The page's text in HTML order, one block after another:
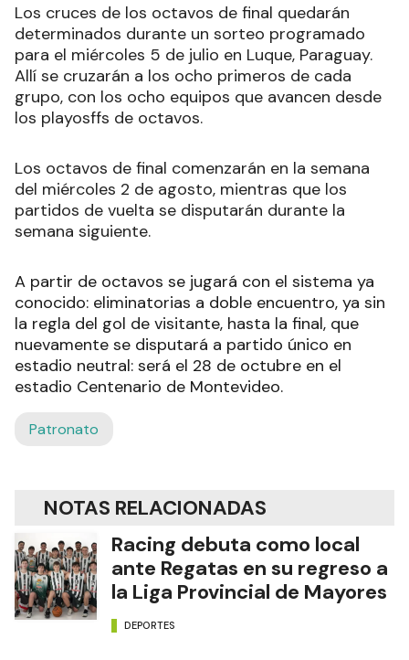
Los cruces de los octavos de final quedarán
determinados durante un sorteo programado
para el miércoles 5 de julio en Luque, Paraguay.
Allí se cruzarán a los ocho primeros de cada
grupo, con los ocho equipos que avancen desde
los playosffs de octavos.
Los octavos de final comenzarán en la semana
del miércoles 2 de agosto, mientras que los
partidos de vuelta se disputarán durante la
semana siguiente.
A partir de octavos se jugará con el sistema ya
conocido: eliminatorias a doble encuentro, ya sin
la regla del gol de visitante, hasta la final, que
nuevamente se disputará a partido único en
estadio neutral: será el 28 de octubre en el
estadio Centenario de Montevideo.
Patronato
NOTAS RELACIONADAS
Racing debuta como local
ante Regatas en su regreso a
la Liga Provincial de Mayores
DEPORTES